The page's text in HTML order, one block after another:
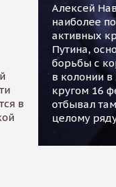
в
Алексей
наиболее
активных
Путина,
борьбы с
в колонии
кругом 16
отбывал
целому